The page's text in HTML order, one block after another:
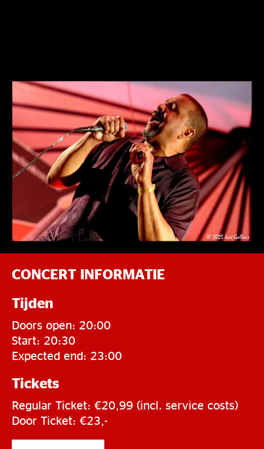
CONCERT INFORMATIE
Tijden
Doors open: 20:00
Start: 20:30
Expected end: 23:00
Tickets
Regular Ticket: €20,99 (incl. service costs)
Door Ticket: €23,-